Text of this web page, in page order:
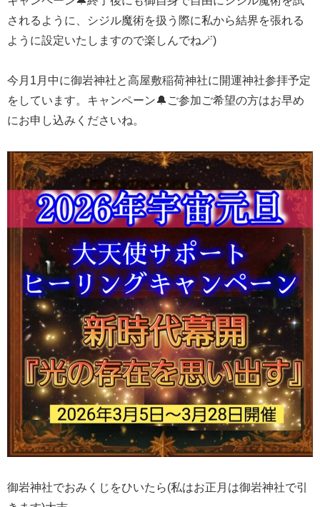
されるように、シジル魔術を扱う際に私から結界を張れる
ように設定いたしますので楽しんでね🪄)
今月1月中に御岩神社と高屋敷稲荷神社に開運神社参拝予定
をしています。キャンペーン🔔ご参加ご希望の方はお早め
にお申し込みくださいね。
御岩神社でおみくじをひいたら(私はお正月は御岩神社で引